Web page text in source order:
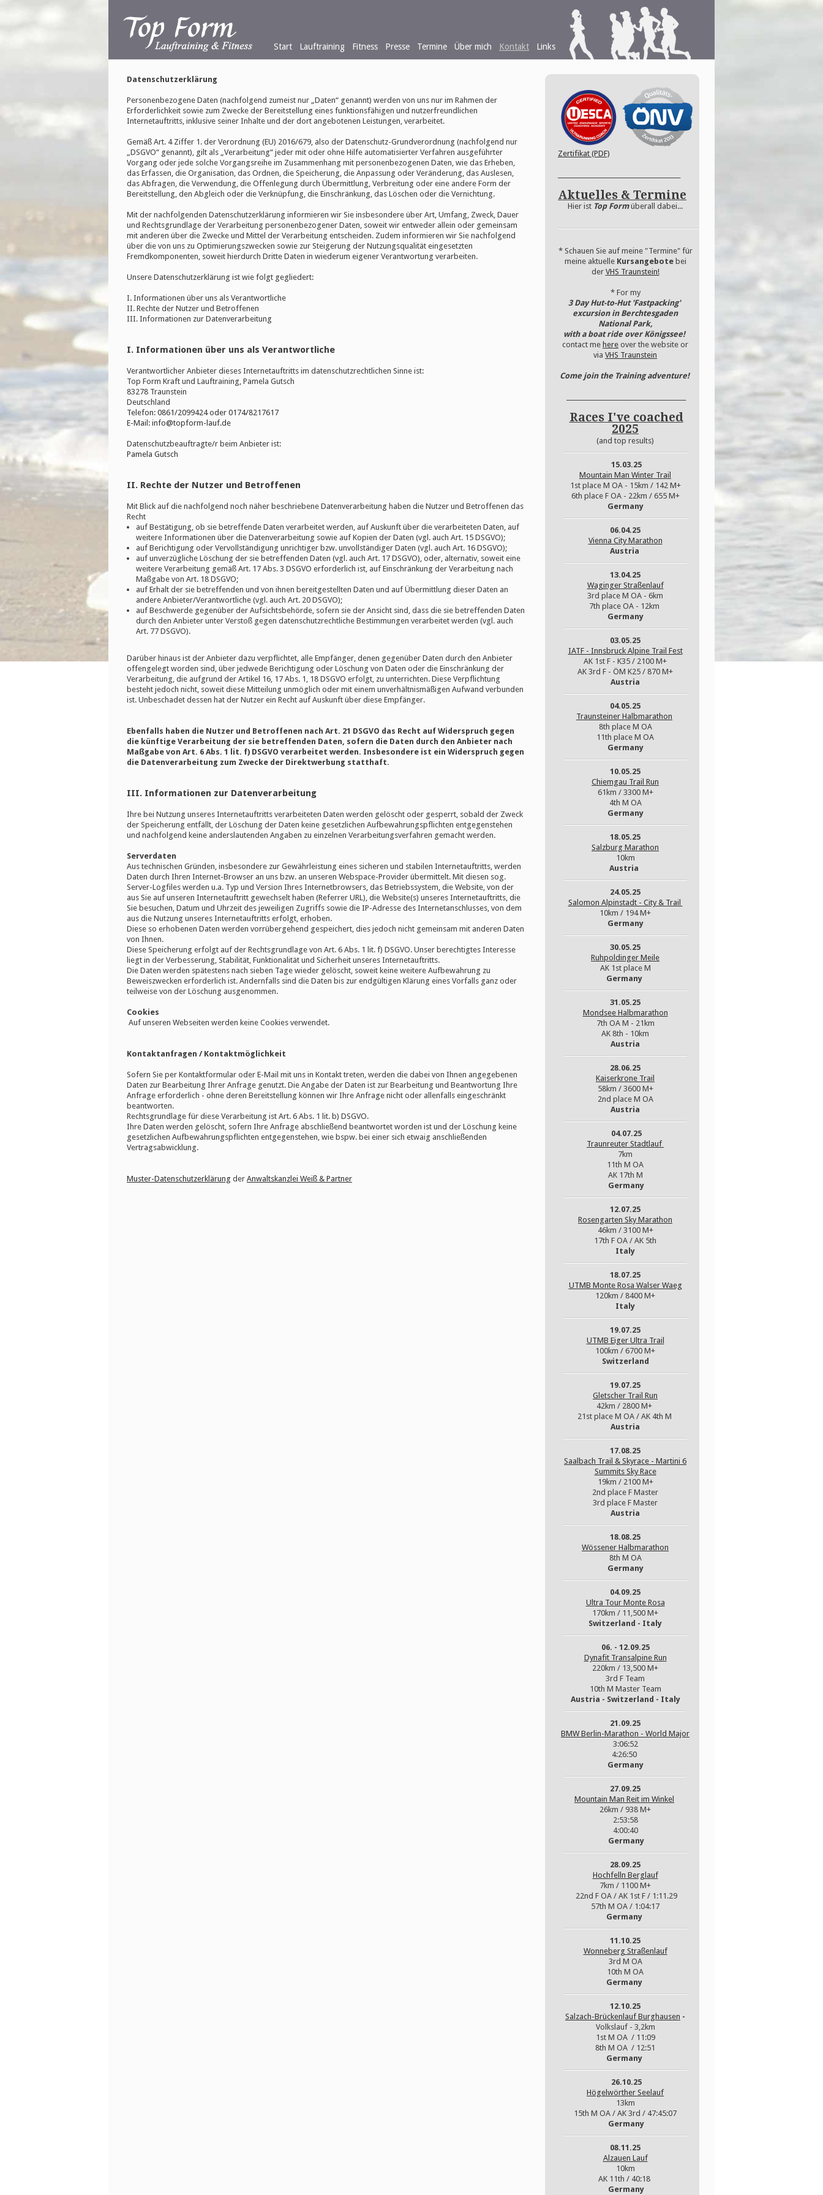
Start Lauftraining Fitness Presse Termine Über mich Kontakt Links
Datenschutzerklärung
Personenbezogene Daten (nachfolgend zumeist nur „Daten“ genannt) werden von uns nur im Rahmen der
Erforderlichkeit sowie zum Zwecke der Bereitstellung eines funktionsfähigen und nutzerfreundlichen
Internetauftritts, inklusive seiner Inhalte und der dort angebotenen Leistungen, verarbeitet.
Gemäß Art. 4 Ziffer 1. der Verordnung (EU) 2016/679, also der Datenschutz-Grundverordnung (nachfolgend nur
„DSGVO“ genannt), gilt als „Verarbeitung“ jeder mit oder ohne Hilfe automatisierter Verfahren ausgeführter
Vorgang oder jede solche Vorgangsreihe im Zusammenhang mit personenbezogenen Daten, wie das Erheben,
das Erfassen, die Organisation, das Ordnen, die Speicherung, die Anpassung oder Veränderung, das Auslesen,
das Abfragen, die Verwendung, die Offenlegung durch Übermittlung, Verbreitung oder eine andere Form der
Bereitstellung, den Abgleich oder die Verknüpfung, die Einschränkung, das Löschen oder die Vernichtung.
Mit der nachfolgenden Datenschutzerklärung informieren wir Sie insbesondere über Art, Umfang, Zweck, Dauer
und Rechtsgrundlage der Verarbeitung personenbezogener Daten, soweit wir entweder allein oder gemeinsam
mit anderen über die Zwecke und Mittel der Verarbeitung entscheiden. Zudem informieren wir Sie nachfolgend
über die von uns zu Optimierungszwecken sowie zur Steigerung der Nutzungsqualität eingesetzten
Fremdkomponenten, soweit hierdurch Dritte Daten in wiederum eigener Verantwortung verarbeiten.
Unsere Datenschutzerklärung ist wie folgt gegliedert:
I. Informationen über uns als Verantwortliche
II. Rechte der Nutzer und Betroffenen
III. Informationen zur Datenverarbeitung
I. Informationen über uns als Verantwortliche
Verantwortlicher Anbieter dieses Internetauftritts im datenschutzrechtlichen Sinne ist:
Top Form Kraft und Lauftraining, Pamela Gutsch
83278 Traunstein
Deutschland
Telefon: 0861/2099424 oder 0174/8217617
E-Mail: info@topform-lauf.de
Datenschutzbeauftragte/r beim Anbieter ist:
Pamela Gutsch
II. Rechte der Nutzer und Betroffenen
Mit Blick auf die nachfolgend noch näher beschriebene Datenverarbeitung haben die Nutzer und Betroffenen das
Recht
auf Bestätigung, ob sie betreffende Daten verarbeitet werden, auf Auskunft über die verarbeiteten Daten, auf
weitere Informationen über die Datenverarbeitung sowie auf Kopien der Daten (vgl. auch Art. 15 DSGVO);
auf Berichtigung oder Vervollständigung unrichtiger bzw. unvollständiger Daten (vgl. auch Art. 16 DSGVO);
auf unverzügliche Löschung der sie betreffenden Daten (vgl. auch Art. 17 DSGVO), oder, alternativ, soweit eine
weitere Verarbeitung gemäß Art. 17 Abs. 3 DSGVO erforderlich ist, auf Einschränkung der Verarbeitung nach
Maßgabe von Art. 18 DSGVO;
auf Erhalt der sie betreffenden und von ihnen bereitgestellten Daten und auf Übermittlung dieser Daten an
andere Anbieter/Verantwortliche (vgl. auch Art. 20 DSGVO);
auf Beschwerde gegenüber der Aufsichtsbehörde, sofern sie der Ansicht sind, dass die sie betreffenden Daten
durch den Anbieter unter Verstoß gegen datenschutzrechtliche Bestimmungen verarbeitet werden (vgl. auch
Art. 77 DSGVO).
Darüber hinaus ist der Anbieter dazu verpflichtet, alle Empfänger, denen gegenüber Daten durch den Anbieter
offengelegt worden sind, über jedwede Berichtigung oder Löschung von Daten oder die Einschränkung der
Verarbeitung, die aufgrund der Artikel 16, 17 Abs. 1, 18 DSGVO erfolgt, zu unterrichten. Diese Verpflichtung
besteht jedoch nicht, soweit diese Mitteilung unmöglich oder mit einem unverhältnismäßigen Aufwand verbunden
ist. Unbeschadet dessen hat der Nutzer ein Recht auf Auskunft über diese Empfänger.
Ebenfalls haben die Nutzer und Betroffenen nach Art. 21 DSGVO das Recht auf Widerspruch gegen
die künftige Verarbeitung der sie betreffenden Daten, sofern die Daten durch den Anbieter nach
Maßgabe von Art. 6 Abs. 1 lit. f) DSGVO verarbeitet werden. Insbesondere ist ein Widerspruch gegen
die Datenverarbeitung zum Zwecke der Direktwerbung statthaft.
III. Informationen zur Datenverarbeitung
Ihre bei Nutzung unseres Internetauftritts verarbeiteten Daten werden gelöscht oder gesperrt, sobald der Zweck
der Speicherung entfällt, der Löschung der Daten keine gesetzlichen Aufbewahrungspflichten entgegenstehen
und nachfolgend keine anderslautenden Angaben zu einzelnen Verarbeitungsverfahren gemacht werden.
Serverdaten
Aus technischen Gründen, insbesondere zur Gewährleistung eines sicheren und stabilen Internetauftritts, werden
Daten durch Ihren Internet-Browser an uns bzw. an unseren Webspace-Provider übermittelt. Mit diesen sog.
Server-Logfiles werden u.a. Typ und Version Ihres Internetbrowsers, das Betriebssystem, die Website, von der
aus Sie auf unseren Internetauftritt gewechselt haben (Referrer URL), die Website(s) unseres Internetauftritts, die
Sie besuchen, Datum und Uhrzeit des jeweiligen Zugriffs sowie die IP-Adresse des Internetanschlusses, von dem
aus die Nutzung unseres Internetauftritts erfolgt, erhoben.
Diese so erhobenen Daten werden vorrübergehend gespeichert, dies jedoch nicht gemeinsam mit anderen Daten
von Ihnen.
Diese Speicherung erfolgt auf der Rechtsgrundlage von Art. 6 Abs. 1 lit. f) DSGVO. Unser berechtigtes Interesse
liegt in der Verbesserung, Stabilität, Funktionalität und Sicherheit unseres Internetauftritts.
Die Daten werden spätestens nach sieben Tage wieder gelöscht, soweit keine weitere Aufbewahrung zu
Beweiszwecken erforderlich ist. Andernfalls sind die Daten bis zur endgültigen Klärung eines Vorfalls ganz oder
teilweise von der Löschung ausgenommen.
Cookies
Auf unseren Webseiten werden keine Cookies verwendet.
Kontaktanfragen / Kontaktmöglichkeit
Sofern Sie per Kontaktformular oder E-Mail mit uns in Kontakt treten, werden die dabei von Ihnen angegebenen
Daten zur Bearbeitung Ihrer Anfrage genutzt. Die Angabe der Daten ist zur Bearbeitung und Beantwortung Ihre
Anfrage erforderlich - ohne deren Bereitstellung können wir Ihre Anfrage nicht oder allenfalls eingeschränkt
beantworten.
Rechtsgrundlage für diese Verarbeitung ist Art. 6 Abs. 1 lit. b) DSGVO.
Ihre Daten werden gelöscht, sofern Ihre Anfrage abschließend beantwortet worden ist und der Löschung keine
gesetzlichen Aufbewahrungspflichten entgegenstehen, wie bspw. bei einer sich etwaig anschließenden
Vertragsabwicklung.
Muster-Datenschutzerklärung der Anwaltskanzlei Weiß & Partner
Zertifikat (PDF)
Aktuelles & Termine
Hier ist Top Formüberall dabei...
* Schauen Sie auf meine "Termine" für
meine aktuelle Kursangebotebei
der VHS Traunstein!
* For my
3 Day Hut-to-Hut 'Fastpacking'
excursion in Berchtesgaden
National Park,
with a boat ride over Königssee!
contact me here over the website or
via VHS Traunstein
Come join the Training adventure!
Races I've coached
2025
(and top results)
15.03.25
Mountain Man Winter Trail
1st place M OA - 15km / 142 M+
6th place F OA - 22km / 655 M+
Germany
06.04.25
Vienna City Marathon
Austria
13.04.25
Waginger Straßenlauf
3rd place M OA - 6km
7th place OA - 12km
Germany
03.05.25
IATF - Innsbruck Alpine Trail Fest
AK 1st F - K35 / 2100 M+
AK 3rd F - ÖM K25 / 870 M+
Austria
04.05.25
Traunsteiner Halbmarathon
8th place M OA
11th place M OA
Germany
10.05.25
Chiemgau Trail Run
61km / 3300 M+
4th M OA
Germany
18.05.25
Salzburg Marathon
10km
Austria
24.05.25
Salomon Alpinstadt - City & Trail
10km / 194 M+
Germany
30.05.25
Ruhpoldinger Meile
AK 1st place M
Germany
31.05.25
Mondsee Halbmarathon
7th OA M - 21km
AK 8th - 10km
Austria
28.06.25
Kaiserkrone Trail
58km / 3600 M+
2nd place M OA
Austria
04.07.25
Traunreuter Stadtlauf
7km
11th M OA
AK 17th M
Germany
12.07.25
Rosengarten Sky Marathon
46km / 3100 M+
17th F OA / AK 5th
Italy
18.07.25
UTMB Monte Rosa Walser Waeg
120km / 8400 M+
Italy
19.07.25
UTMB Eiger Ultra Trail
100km / 6700 M+
Switzerland
19.07.25
Gletscher Trail Run
42km / 2800 M+
21st place M OA / AK 4th M
Austria
17.08.25
Saalbach Trail & Skyrace - Martini 6
Summits Sky Race
19km / 2100 M+
2nd place F Master
3rd place F Master
Austria
18.08.25
Wössener Halbmarathon
8th M OA
Germany
04.09.25
Ultra Tour Monte Rosa
170km / 11,500 M+
Switzerland - Italy
06. - 12.09.25
Dynafit Transalpine Run
220km / 13,500 M+
3rd F Team
10th M Master Team
Austria - Switzerland - Italy
21.09.25
BMW Berlin-Marathon - World Major
3:06:52
4:26:50
Germany
27.09.25
Mountain Man Reit im Winkel
26km / 938 M+
2:53:58
4:00:40
Germany
28.09.25
Hochfelln Berglauf
7km / 1100 M+
22nd F OA / AK 1st F / 1:11.29
57th M OA / 1:04:17
Germany
11.10.25
Wonneberg Straßenlauf
3rd M OA
10th M OA
Germany
12.10.25
Salzach-Brückenlauf Burghausen -
Volkslauf - 3,2km
1st M OA / 11:09
8th M OA / 12:51
Germany
26.10.25
Högelwörther Seelauf
13km
15th M OA / AK 3rd / 47:45:07
Germany
08.11.25
Alzauen Lauf
10km
AK 11th / 40:18
Germany